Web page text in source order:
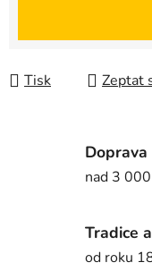
Tisk Zeptat
Doprava
nad 3
Tradice
od roku